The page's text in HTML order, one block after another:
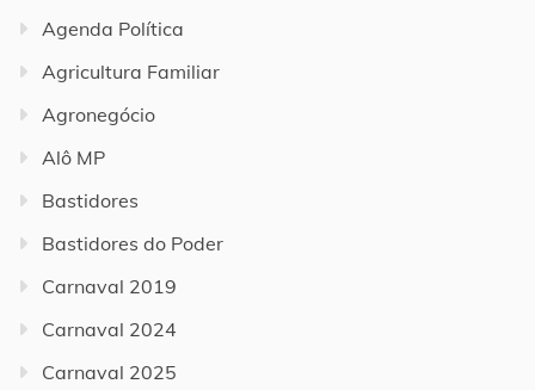
Agenda Política
Agricultura Familiar
Agronegócio
Alô MP
Bastidores
Bastidores do Poder
Carnaval 2019
Carnaval 2024
Carnaval 2025